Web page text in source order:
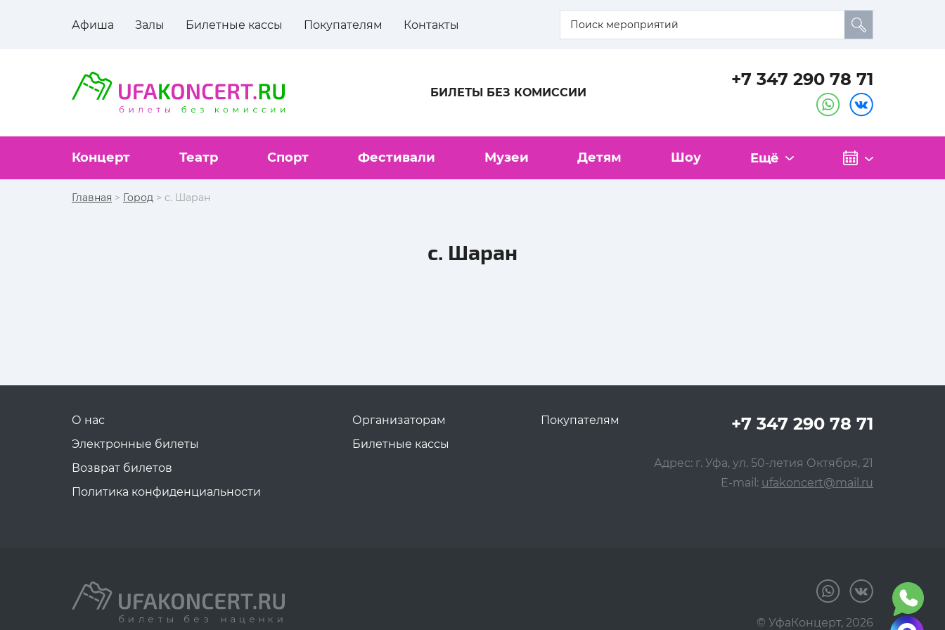
Афиша Залы Билетные кассы Покупателям Контакты
БИЛЕТЫ БЕЗ КОМИССИИ
+7 347 290 78 71
Концерт Театр Спорт Фестивали Музеи Детям Шоу Ещё
Главная > Город > с. Шаран
с. Шаран
О нас
Электронные билеты
Возврат билетов
Политика конфиденциальности
Организаторам
Билетные кассы
Покупателям +7 347 290 78 71
Адрес: г. Уфа, ул. 50-летия Октября, 21
E-mail: ufakoncert@mail.ru
© УфаКонцерт, 2026